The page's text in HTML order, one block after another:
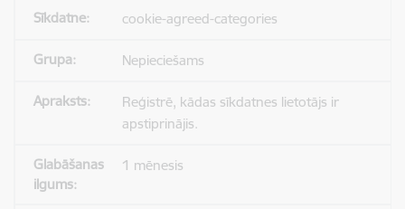
cookie-agreed-categories
Nepieciešams
Reģistrē, kādas sīkdatnes lietotājs ir
apstiprinājis.
1 mēnesis